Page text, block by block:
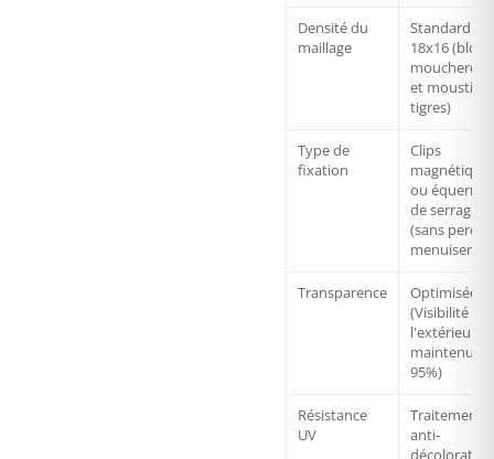
Densité du
maillage
Standard
18x16
moucherons
et
tigres)
Type de
fixation
Clips
ou équerres
de serrage
(sans
menuiserie)
Transparence
Optimisée
(Visibilité
l'extérieur
maintenue à
95%)
Résistance
UV
Traitement
anti-
décoloration